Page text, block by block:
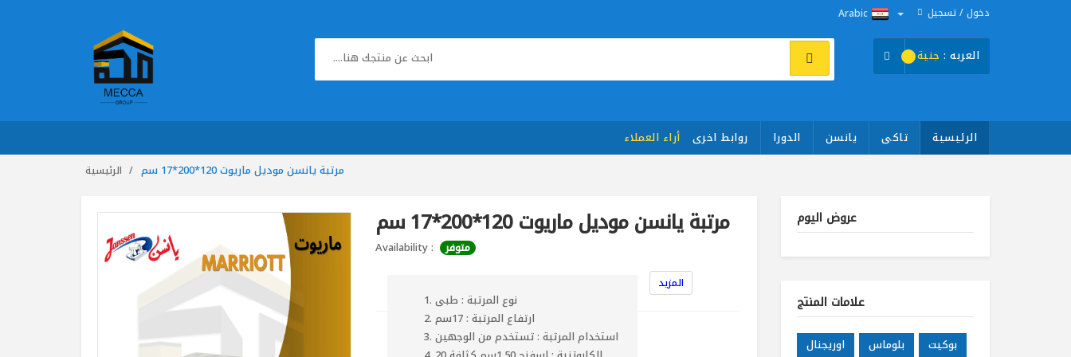
دخول / تسجيل Arabic
العربه : جنية
أراء العملاء روابط اخرى الدورا يانسن تاكى الرئيسية
الرئيسية مرتبة يانسن موديل ماريوت 120*200*17 سم
مرتبة يانسن موديل ماريوت 120*200*17 سم
Availability : متوفر
نوع المرتبة : طبى
ارتفاع المرتبة : 17سم
استخدام المرتبة : تستخدم من الوجهين
المزيد
عروض اليوم
علامات المنتج
اوريجنال بلوماس
بوكيت